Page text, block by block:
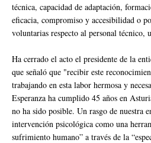
técnica, capacidad de adaptación,
eficacia, compromiso y accesibilidad o
voluntarias respecto al personal técnico,
Ha cerrado el acto el presidente de la
que señaló que "recibir este
trabajando en esta labor hermosa y
Esperanza ha cumplido 45 años en
no ha sido posible. Un rasgo de nuestra
intervención psicológica como una
sufrimiento humano” a través de la